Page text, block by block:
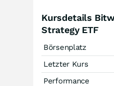
Kursdetails
Strategy ETF
Börsenplatz
Letzter Kurs
Performance